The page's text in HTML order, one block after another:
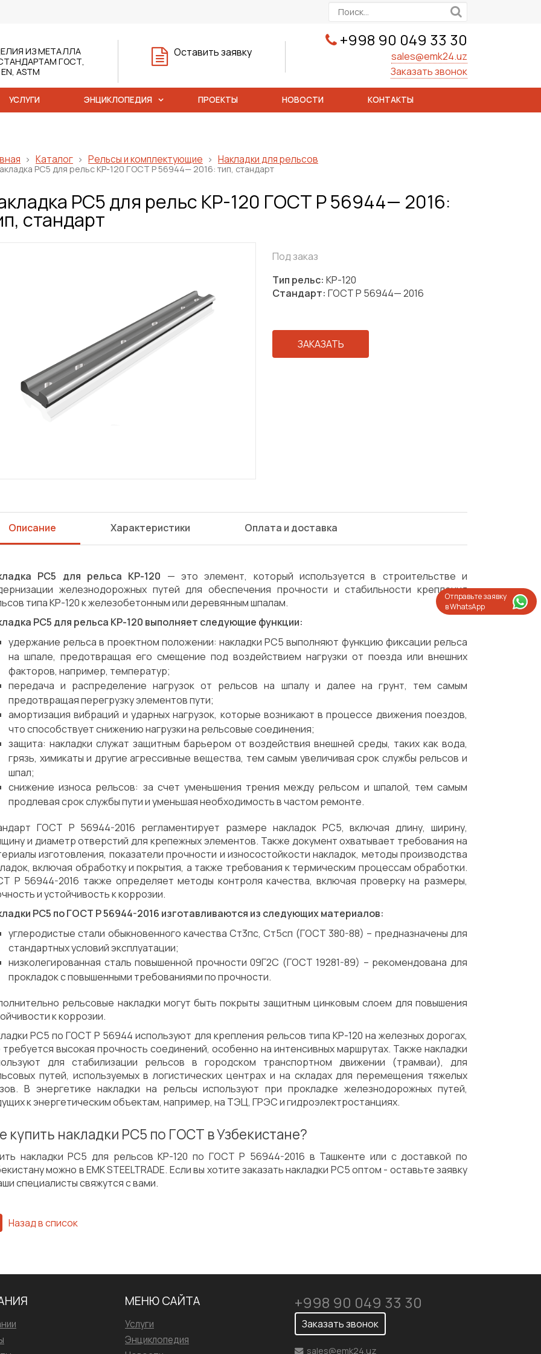
Отправьте заявку
в WhatsApp
+998 90 049 33 30
sales@emk24.uz
Заказать звонок
Оставить заявку
ИЗ МЕТАЛЛА
ГОСТ,
ASTM
УСЛУГИ ЭНЦИКЛОПЕДИЯ ПРОЕКТЫ НОВОСТИ КОНТАКТЫ
Сварка Механическая обработка Испытания/Сертификация Доставка
Каталог Рельсы и комплектующие Накладки для рельсов
РС5 для рельс КР-120 ГОСТ Р 56944— 2016: тип, стандарт
РС5 для рельс КР-120 ГОСТ Р 56944— 2016:
стандарт
Под заказ
Тип рельс: КР-120
Стандарт: ГОСТ Р 56944— 2016
ЗАКАЗАТЬ
Описание Характеристики Оплата и доставка
РС5 для рельса КР-120 — это элемент, который используется в строительстве и
железнодорожных путей для обеспечения прочности и стабильности крепления
типа КР-120 к железобетонным или деревянным шпалам.
РС5 для рельса КР-120 выполняет следующие функции:
удержание рельса в проектном положении: накладки РС5 выполняют функцию фиксации рельса
на шпале, предотвращая его смещение под воздействием нагрузки от поезда или внешних
факторов, например, температур;
передача и распределение нагрузок от рельсов на шпалу и далее на грунт, тем самым
предотвращая перегрузку элементов пути;
амортизация вибраций и ударных нагрузок, которые возникают в процессе движения поездов,
что способствует снижению нагрузки на рельсовые соединения;
защита: накладки служат защитным барьером от воздействия внешней среды, таких как вода,
грязь, химикаты и другие агрессивные вещества, тем самым увеличивая срок службы рельсов и
шпал;
снижение износа рельсов: за счет уменьшения трения между рельсом и шпалой, тем самым
продлевая срок службы пути и уменьшая необходимость в частом ремонте.
ГОСТ Р 56944-2016 регламентирует размере накладок РС5, включая длину, ширину,
и диаметр отверстий для крепежных элементов. Также документ охватывает требования на
изготовления, показатели прочности и износостойкости накладок, методы производства
включая обработку и покрытия, а также требования к термическим процессам обработки.
Р 56944-2016 также определяет методы контроля качества, включая проверку на размеры,
и устойчивость к коррозии.
РС5 по ГОСТ Р 56944-2016 изготавливаются из следующих материалов:
углеродистые стали обыкновенного качества Ст3пс, Ст5сп (ГОСТ 380-88) – предназначены для
стандартных условий эксплуатации;
низколегированная сталь повышенной прочности 09Г2С (ГОСТ 19281-89) – рекомендована для
прокладок с повышенными требованиями по прочности.
рельсовые накладки могут быть покрыты защитным цинковым слоем для повышения
к коррозии.
РС5 по ГОСТ Р 56944 используют для крепления рельсов типа КР-120 на железных дорогах,
требуется высокая прочность соединений, особенно на интенсивных маршрутах. Также накладки
для стабилизации рельсов в городском транспортном движении (трамваи), для
путей, используемых в логистических центрах и на складах для перемещения тяжелых
В энергетике накладки на рельсы используют при прокладке железнодорожных путей,
к энергетическим объектам, например, на ТЭЦ, ГРЭС и гидроэлектростанциях.
купить накладки РС5 по ГОСТ в Узбекистане?
накладки РС5 для рельсов КР-120 по ГОСТ Р 56944-2016 в Ташкенте или с доставкой по
можно в EMK STEELTRADE. Если вы хотите заказать накладки РС5 оптом - оставьте заявку
специалисты свяжутся с вами.
Назад в список
+998 90 049 33 30
Заказать звонок
sales@emk24.uz
МЕНЮ САЙТА
Услуги
Энциклопедия